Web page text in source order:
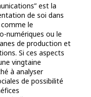
est la
de soi dans
le
numériques ou le
de production et
Si ces aspects
vingtaine
à analyser
de possibilité